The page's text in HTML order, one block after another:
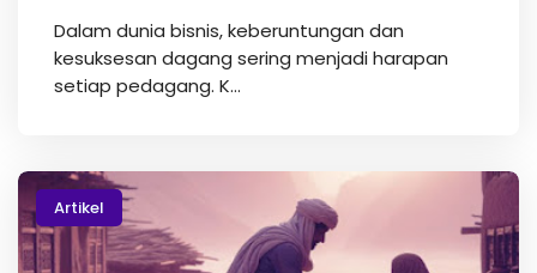
Dalam dunia bisnis, keberuntungan dan
kesuksesan dagang sering menjadi harapan
setiap pedagang. K…
Artikel